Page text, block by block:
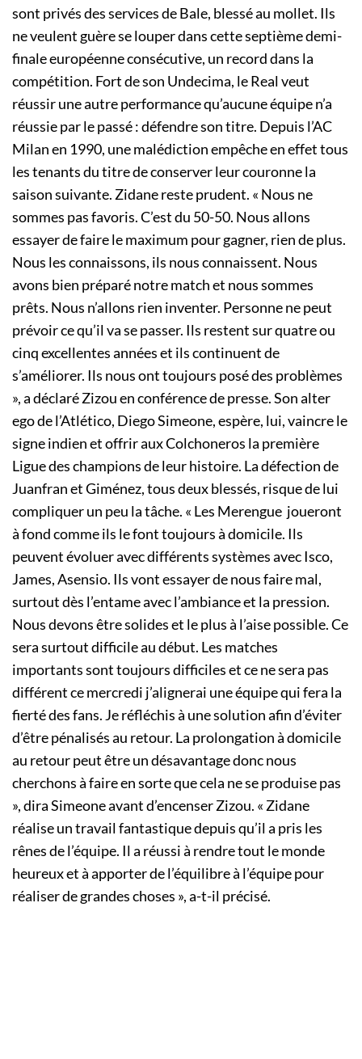
sont privés des services de Bale, blessé au mollet. Ils
ne veulent guère se louper dans cette septième demi-
finale européenne consécutive, un record dans la
compétition. Fort de son Undecima, le Real veut
réussir une autre performance qu’aucune équipe n’a
réussie par le passé : défendre son titre. Depuis l’AC
Milan en 1990, une malédiction empêche en effet tous
les tenants du titre de conserver leur couronne la
saison suivante. Zidane reste prudent. « Nous ne
sommes pas favoris. C’est du 50-50. Nous allons
essayer de faire le maximum pour gagner, rien de plus.
Nous les connaissons, ils nous connaissent. Nous
avons bien préparé notre match et nous sommes
prêts. Nous n’allons rien inventer. Personne ne peut
prévoir ce qu’il va se passer. Ils restent sur quatre ou
cinq excellentes années et ils continuent de
s’améliorer. Ils nous ont toujours posé des problèmes
», a déclaré Zizou en conférence de presse. Son alter
ego de l’Atlético, Diego Simeone, espère, lui, vaincre le
signe indien et offrir aux Colchoneros la première
Ligue des champions de leur histoire. La défection de
Juanfran et Giménez, tous deux blessés, risque de lui
compliquer un peu la tâche. « Les Merengue joueront
à fond comme ils le font toujours à domicile. Ils
peuvent évoluer avec différents systèmes avec Isco,
James, Asensio. Ils vont essayer de nous faire mal,
surtout dès l’entame avec l’ambiance et la pression.
Nous devons être solides et le plus à l’aise possible. Ce
sera surtout difficile au début. Les matches
importants sont toujours difficiles et ce ne sera pas
différent ce mercredi j’alignerai une équipe qui fera la
fierté des fans. Je réfléchis à une solution afin d’éviter
d’être pénalisés au retour. La prolongation à domicile
au retour peut être un désavantage donc nous
cherchons à faire en sorte que cela ne se produise pas
», dira Simeone avant d’encenser Zizou. « Zidane
réalise un travail fantastique depuis qu’il a pris les
rênes de l’équipe. Il a réussi à rendre tout le monde
heureux et à apporter de l’équilibre à l’équipe pour
réaliser de grandes choses », a-t-il précisé.